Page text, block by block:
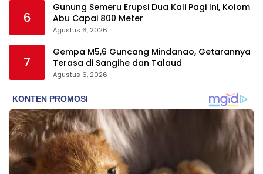
6
Gunung Semeru Erupsi Dua Kali Pagi Ini, Kolom
Abu Capai 800 Meter
Agustus 6, 2026
7
Gempa M5,6 Guncang Mindanao, Getarannya
Terasa di Sangihe dan Talaud
Agustus 6, 2026